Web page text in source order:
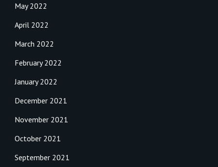
May 2022
April 2022
March 2022
February 2022
January 2022
December 2021
November 2021
October 2021
September 2021